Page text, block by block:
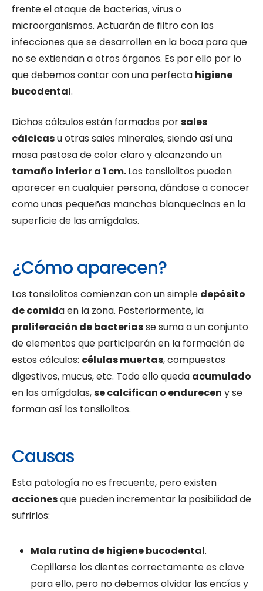
frente el ataque de bacterias, virus o
microorganismos. Actuarán de filtro con las
infecciones que se desarrollen en la boca para que
no se extiendan a otros órganos. Es por ello por lo
que debemos contar con una perfecta higiene
bucodental.
Dichos cálculos están formados porsales
cálcicasu otras sales minerales, siendo así una
masa pastosa de color claro y alcanzando un
tamaño inferior a 1 cm.Los tonsilolitos pueden
aparecer en cualquier persona, dándose a conocer
como unas pequeñas manchas blanquecinas en la
superficie de las amígdalas.
¿Cómo aparecen?
Los tonsilolitos comienzan con un simple depósito
de comida en la zona. Posteriormente, la
proliferación de bacteriasse suma a un conjunto
de elementos que participarán en la formación de
estos cálculos: células muertas, compuestos
digestivos, mucus, etc. Todo ello queda acumulado
en las amígdalas,se calcifican o endurecen y se
forman así los tonsilolitos.
Causas
Esta patología no es frecuente, pero existen
accionesque pueden incrementar la posibilidad de
sufrirlos:
Mala rutina de higiene bucodental.
Cepillarse los dientes correctamente es clave
para ello, pero no debemos olvidar las encías y